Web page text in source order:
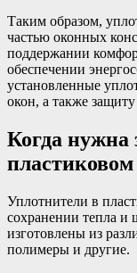
Таким образом,
частью оконных
поддержании
обеспечении
установленные
окон, а также
Когда нужна
Уплотнители в
сохранении тепла
изготовлены из
полимеры и другие.